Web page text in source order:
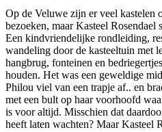
Op de Veluwe zijn er veel kastelen
bezoeken, maar Kasteel Rosendael
Een kindvriendelijke rondleiding,
wandeling door de kasteeltuin met
hangbrug, fonteinen en
houden. Het was een geweldige
Philou viel van een trapje af.. en
met een bult op haar voorhoofd
is voor altijd. Misschien dat
heeft laten wachten? Maar Kasteel